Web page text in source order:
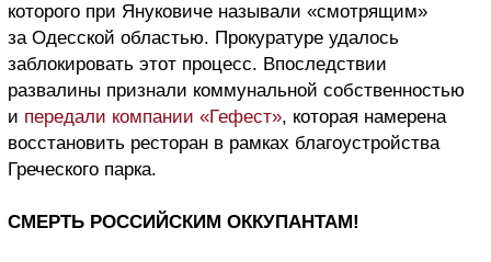
которого при Януковиче называли «смотрящим»
за Одесской областью. Прокуратуре удалось
заблокировать этот процесс. Впоследствии
развалины признали коммунальной собственностью
и передали компании «Гефест», которая намерена
восстановить ресторан в рамках благоустройства
Греческого парка.
СМЕРТЬ РОССИЙСКИМ ОККУПАНТАМ!